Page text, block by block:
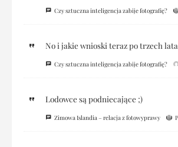
Czy sztuczna inteligencja zabije fotografię?
No i jakie wnioski teraz po trzech
Czy sztuczna inteligencja zabije fotografię?
Lodowce są podniecające ;)
Zimowa Islandia – relacja z fotowyprawy